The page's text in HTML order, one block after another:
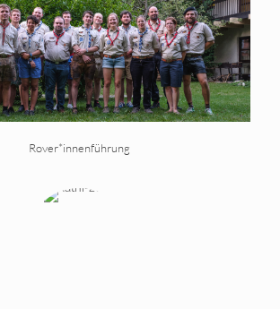
Rover*innenführung